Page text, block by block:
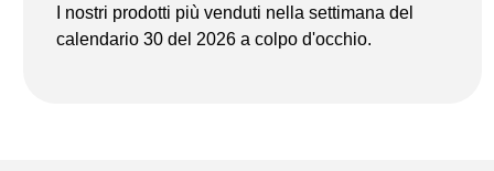
I nostri prodotti più venduti nella settimana del
calendario 30 del 2026 a colpo d'occhio.